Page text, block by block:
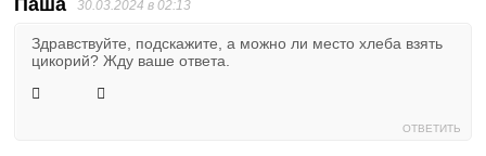
Паша 30.03.2024 в 02:13
Здравствуйте, подскажите, а можно ли место хлеба взять
цикорий? Жду ваше ответа.
ОТВЕТИТЬ